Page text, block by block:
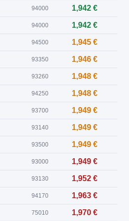
94000 1,942 €
94000 1,942 €
94500 1,945 €
93350 1,946 €
93260 1,948 €
94250 1,948 €
93700 1,949 €
93140 1,949 €
93500 1,949 €
93000 1,949 €
93130 1,952 €
94170 1,963 €
75010 1,970 €